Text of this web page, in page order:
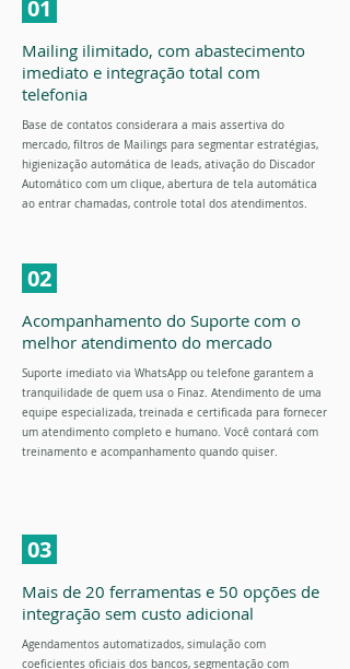
01
Mailing ilimitado, com abastecimento
imediato e integração total com
telefonia
Base de contatos considerara a mais assertiva do
mercado, filtros de Mailings para segmentar estratégias,
higienização automática de leads, ativação do Discador
Automático com um clique, abertura de tela automática
ao entrar chamadas, controle total dos atendimentos.
02
Acompanhamento do Suporte com o
melhor atendimento do mercado
Suporte imediato via WhatsApp ou telefone garantem a
tranquilidade de quem usa o Finaz. Atendimento de uma
equipe especializada, treinada e certificada para fornecer
um atendimento completo e humano. Você contará com
treinamento e acompanhamento quando quiser.
03
Mais de 20 ferramentas e 50 opções de
integração sem custo adicional
Agendamentos automatizados, simulação com
coeficientes oficiais dos bancos, segmentação com